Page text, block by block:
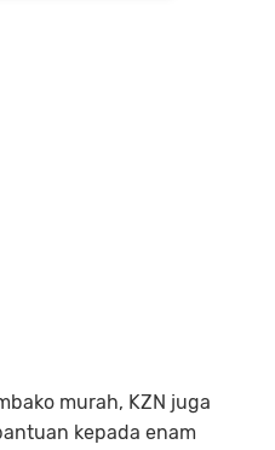
murah, KZN juga
kepada enam